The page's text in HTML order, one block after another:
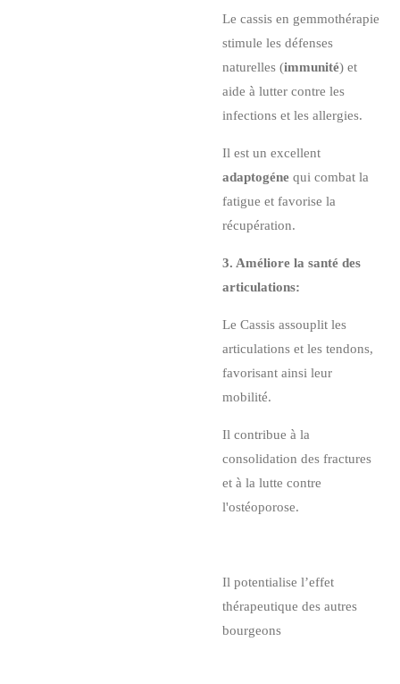
Le cassis en gemmothérapie
stimule les défenses
naturelles (immunité) et
aide à lutter contre les
infections et les allergies.
Il est un excellent
adaptogéne qui combat la
fatigue et favorise la
récupération.
3. Améliore la santé des
articulations:
Le Cassis assouplit les
articulations et les tendons,
favorisant ainsi leur
mobilité.
Il contribue à la
consolidation des fractures
et à la lutte contre
l'ostéoporose.
Il potentialise l’effet
thérapeutique des autres
bourgeons